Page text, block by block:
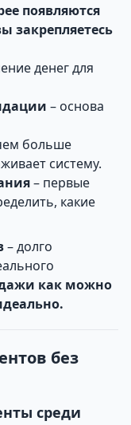
появляются
закрепляетесь
денег для
– основа
больше
систему.
– первые
какие
– долго
как можно
без
среди